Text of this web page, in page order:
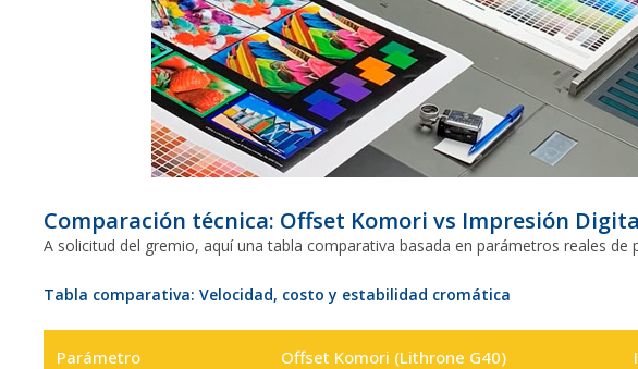
Comparación técnica: Offset Komori vs Impresión
A solicitud del gremio, aquí una tabla comparativa basada en parámetros reales de
Tabla comparativa: Velocidad, costo y estabilidad cromática
Parámetro Offset Komori (Lithrone G40)